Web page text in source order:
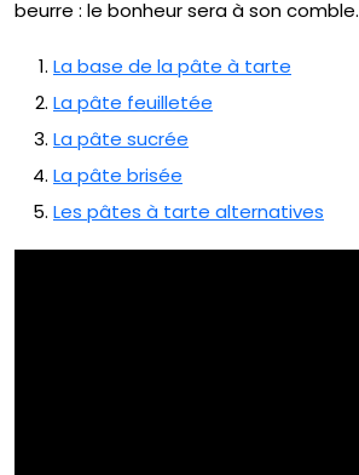
beurre : le bonheur sera à son comble.
La base de la pâte à tarte
La pâte feuilletée
La pâte sucrée
La pâte brisée
Les pâtes à tarte alternatives